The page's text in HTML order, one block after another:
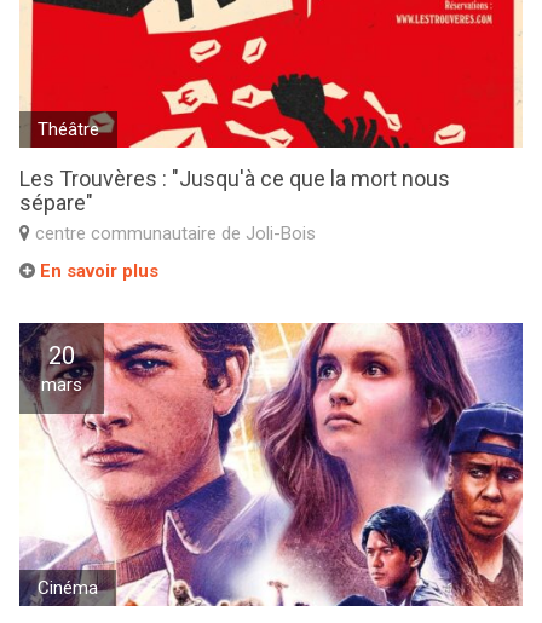
Théâtre
Les Trouvères : "Jusqu'à ce que la mort nous
sépare"
centre communautaire de Joli-Bois
En savoir plus
20
mars
Cinéma